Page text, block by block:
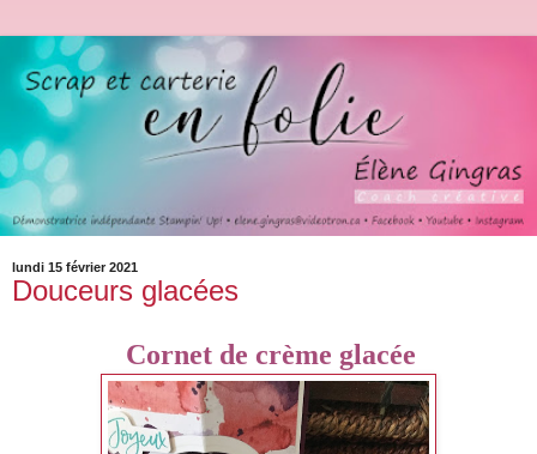
lundi 15 février 2021
Douceurs glacées
Cornet de crème glacée